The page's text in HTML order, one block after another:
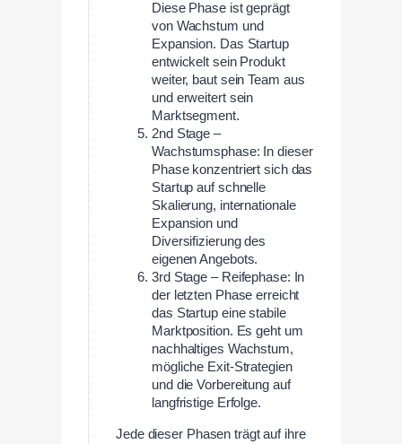
Diese Phase ist geprägt
von Wachstum und
Expansion. Das Startup
entwickelt sein Produkt
weiter, baut sein Team aus
und erweitert sein
Marktsegment.
2nd Stage –
Wachstumsphase: In dieser
Phase konzentriert sich das
Startup auf schnelle
Skalierung, internationale
Expansion und
Diversifizierung des
eigenen Angebots.
3rd Stage – Reifephase: In
der letzten Phase erreicht
das Startup eine stabile
Marktposition. Es geht um
nachhaltiges Wachstum,
mögliche Exit-Strategien
und die Vorbereitung auf
langfristige Erfolge.
Jede dieser Phasen trägt auf ihre